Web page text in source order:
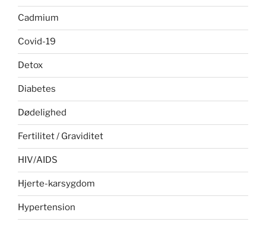
Cadmium
Covid-19
Detox
Diabetes
Dødelighed
Fertilitet / Graviditet
HIV/AIDS
Hjerte-karsygdom
Hypertension